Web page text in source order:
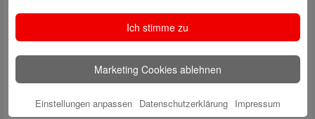
Meinen Namen, meine E-Mail-Adresse und meine Website in
diesem Browser für die nächste Kommentierung speichern.
Ich stimme zu
Marketing Cookies ablehnen
Einstellungen anpassen Datenschutzerklärung Impressum